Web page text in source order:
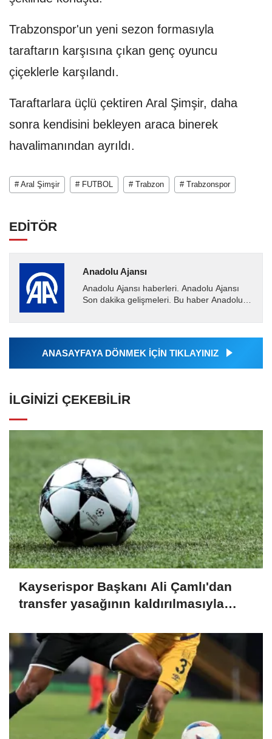
Trabzonspor'un yeni sezon formasıyla
taraftarın karşısına çıkan genç oyuncu
çiçeklerle karşılandı.
Taraftarlara üçlü çektiren Aral Şimşir, daha
sonra kendisini bekleyen araca binerek
havalimanından ayrıldı.
# Aral Şimşir # FUTBOL # Trabzon # Trabzonspor
EDİTÖR
Anadolu Ajansı
Anadolu Ajansı haberleri. Anadolu Ajansı
Son dakika gelişmeleri. Bu haber Anadolu
Ajansı tarafından...
ANASAYFAYA DÖNMEK İÇİN TIKLAYINIZ
İLGINIZI ÇEKEBILIR
Kayserispor Başkanı Ali Çamlı'dan
transfer yasağının kaldırılmasıyla